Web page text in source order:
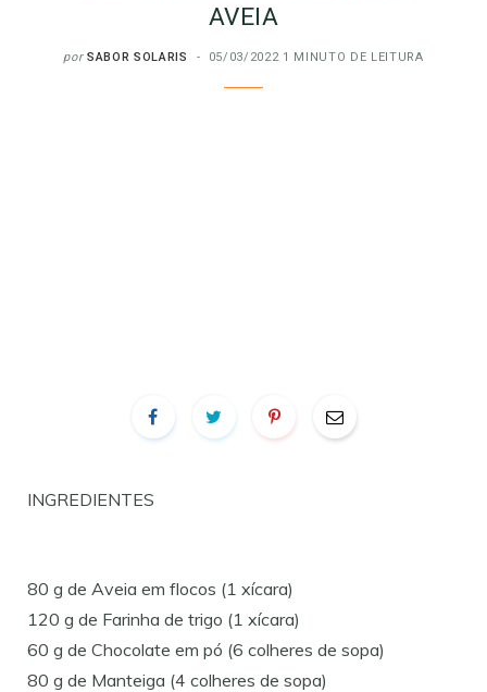
AVEIA
por SABOR SOLARIS 05/03/2022 1 MINUTO DE LEITURA
INGREDIENTES
80 g de Aveia em flocos (1 xícara)
120 g de Farinha de trigo (1 xícara)
60 g de Chocolate em pó (6 colheres de sopa)
80 g de Manteiga (4 colheres de sopa)